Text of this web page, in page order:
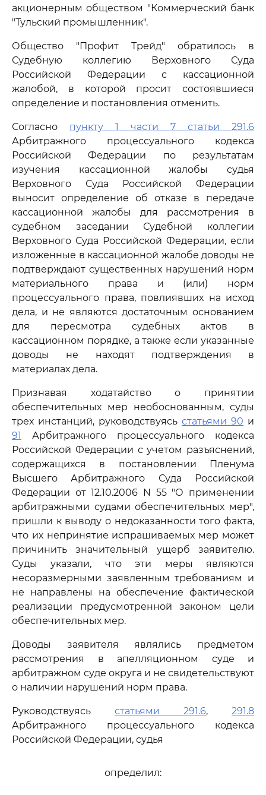
акционерным обществом "Коммерческий банк
"Тульский промышленник".
Общество "Профит Трейд" обратилось в
Судебную коллегию Верховного Суда
Российской Федерации с кассационной
жалобой, в которой просит состоявшиеся
определение и постановления отменить.
Согласно пункту 1 части 7 статьи 291.6
Арбитражного процессуального кодекса
Российской Федерации по результатам
изучения кассационной жалобы судья
Верховного Суда Российской Федерации
выносит определение об отказе в передаче
кассационной жалобы для рассмотрения в
судебном заседании Судебной коллегии
Верховного Суда Российской Федерации, если
изложенные в кассационной жалобе доводы не
подтверждают существенных нарушений норм
материального права и (или) норм
процессуального права, повлиявших на исход
дела, и не являются достаточным основанием
для пересмотра судебных актов в
кассационном порядке, а также если указанные
доводы не находят подтверждения в
материалах дела.
Признавая ходатайство о принятии
обеспечительных мер необоснованным, суды
трех инстанций, руководствуясь статьями 90 и
91
Арбитражного процессуального кодекса
Российской Федерации с учетом разъяснений,
содержащихся в постановлении Пленума
Высшего Арбитражного Суда Российской
Федерации от 12.10.2006 N 55 "О применении
арбитражными судами обеспечительных мер",
пришли к выводу о недоказанности того факта,
что их непринятие испрашиваемых мер может
причинить значительный ущерб заявителю.
Суды указали, что эти меры являются
несоразмерными заявленным требованиям и
не направлены на обеспечение фактической
реализации предусмотренной законом цели
обеспечительных мер.
Доводы заявителя являлись предметом
рассмотрения в апелляционном суде и
арбитражном суде округа и не свидетельствуют
о наличии нарушений норм права.
Руководствуясь статьями 291.6, 291.8
Арбитражного процессуального кодекса
Российской Федерации, судья
определил: